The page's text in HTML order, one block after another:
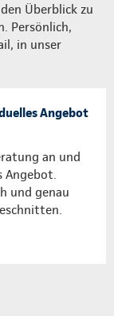
Überblick zu
Persönlich,
in unser
Angebot
an und
und genau